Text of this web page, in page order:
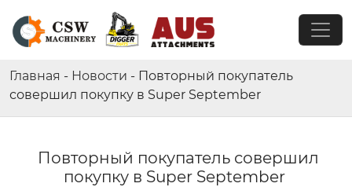
Главная - Новости - Повторный покупатель
совершил покупку в Super September
Повторный покупатель совершил
покупку в Super September